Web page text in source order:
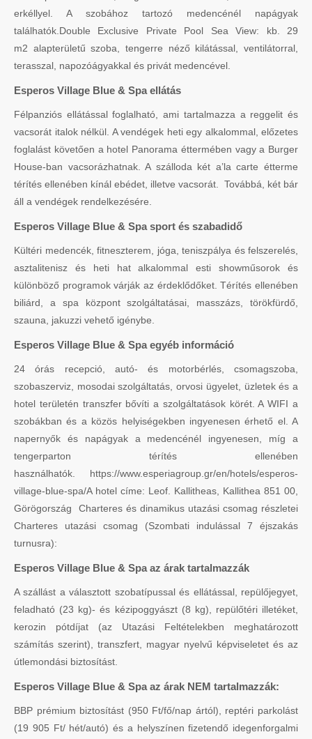
erkéllyel. A szobához tartozó medencénél napágyak
találhatók.Double Exclusive Private Pool Sea View: kb. 29
m2 alapterületű szoba, tengerre néző kilátással, ventilátorral,
terasszal, napozóágyakkal és privát medencével.
Esperos Village Blue & Spa ellátás
Félpanziós ellátással foglalható, ami tartalmazza a reggelit és
vacsorát italok nélkül. A vendégek heti egy alkalommal, előzetes
foglalást követően a hotel Panorama éttermében vagy a Burger
House-ban vacsorázhatnak. A szálloda két a’la carte étterme
térítés ellenében kínál ebédet, illetve vacsorát. Továbbá, két bár
áll a vendégek rendelkezésére.
Esperos Village Blue & Spa sport és szabadidő
Kültéri medencék, fitneszterem, jóga, teniszpálya és felszerelés,
asztalitenisz és heti hat alkalommal esti showműsorok és
különböző programok várják az érdeklődőket. Térítés ellenében
biliárd, a spa központ szolgáltatásai, masszázs, törökfürdő,
szauna, jakuzzi vehető igénybe.
Esperos Village Blue & Spa egyéb információ
24 órás recepció, autó- és motorbérlés, csomagszoba,
szobaszerviz, mosodai szolgáltatás, orvosi ügyelet, üzletek és a
hotel területén transzfer bővíti a szolgáltatások körét. A WIFI a
szobákban és a közös helyiségekben ingyenesen érhető el. A
napernyők és napágyak a medencénél ingyenesen, míg a
tengerparton térítés ellenében
használhatók. https://www.esperiagroup.gr/en/hotels/esperos-
village-blue-spa/A hotel címe: Leof. Kallitheas, Kallithea 851 00,
Görögország Charteres és dinamikus utazási csomag részletei
Charteres utazási csomag (Szombati indulással 7 éjszakás
turnusra):
Esperos Village Blue & Spa az árak tartalmazzák
A szállást a választott szobatípussal és ellátással, repülőjegyet,
feladható (23 kg)- és kézipoggyászt (8 kg), repülőtéri illetéket,
kerozin pótdíjat (az Utazási Feltételekben meghatározott
számítás szerint), transzfert, magyar nyelvű képviseletet és az
útlemondási biztosítást.
Esperos Village Blue & Spa az árak NEM tartalmazzák:
BBP prémium biztosítást (950 Ft/fő/nap ártól), reptéri parkolást
(19 905 Ft/ hét/autó) és a helyszínen fizetendő idegenforgalmi